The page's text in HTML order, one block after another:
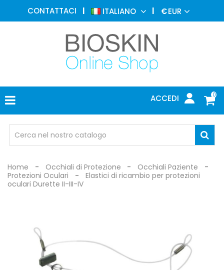
CONTATTACI ITALIANO €EUR
0
ACCEDI
MEDICINA
ESTETICA
DERMATOLOGIA
FOTOTERAPIA
ELETTROMEDICALI
MEDICO
OCCHIALI
DI
Home Occhiali di Protezione
Occhiali Paziente
Protezioni Oculari
Elastici di ricambio per protezioni
oculari Durette II-III-IV